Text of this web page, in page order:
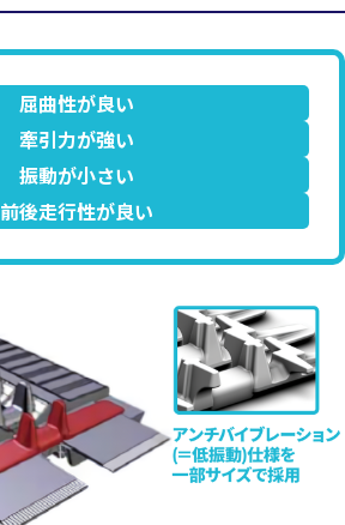
屈曲性が良い
牽引力が強い
振動が小さい
前後走行性が良い